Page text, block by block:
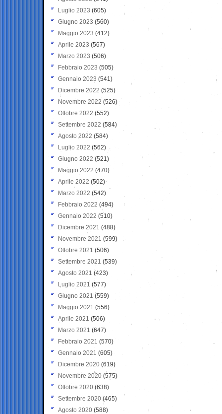
Luglio 2023 (605)
Giugno 2023 (560)
Maggio 2023 (412)
Aprile 2023 (567)
Marzo 2023 (506)
Febbraio 2023 (505)
Gennaio 2023 (541)
Dicembre 2022 (525)
Novembre 2022 (526)
Ottobre 2022 (552)
Settembre 2022 (584)
Agosto 2022 (584)
Luglio 2022 (562)
Giugno 2022 (521)
Maggio 2022 (470)
Aprile 2022 (502)
Marzo 2022 (542)
Febbraio 2022 (494)
Gennaio 2022 (510)
Dicembre 2021 (488)
Novembre 2021 (599)
Ottobre 2021 (506)
Settembre 2021 (539)
Agosto 2021 (423)
Luglio 2021 (577)
Giugno 2021(559)
Maggio 2021 (556)
Aprile 2021 (506)
Marzo 2021 (647)
Febbraio 2021 (570)
Gennaio 2021 (605)
Dicembre 2020 (619)
Novembre 2020 (575)
Ottobre 2020 (638)
Settembre 2020(465)
Agosto 2020 (588)